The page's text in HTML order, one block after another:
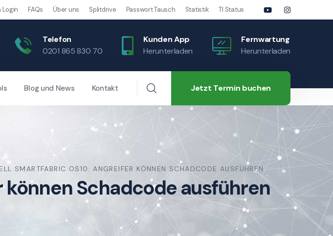
Login FAQs Über uns Splitdrive Passwort Tausch Statistik TI Status
Telefon
0201 865 830 70
Kunden App
Herunterladen
Fernwartung
Herunterladen
Blog und News Kontakt Jetzt Termin buchen
SMARTFABRIC OS10: ANGREIFER KÖNNEN SCHADCODE AUSFÜHREN
können Schadcode ausführen